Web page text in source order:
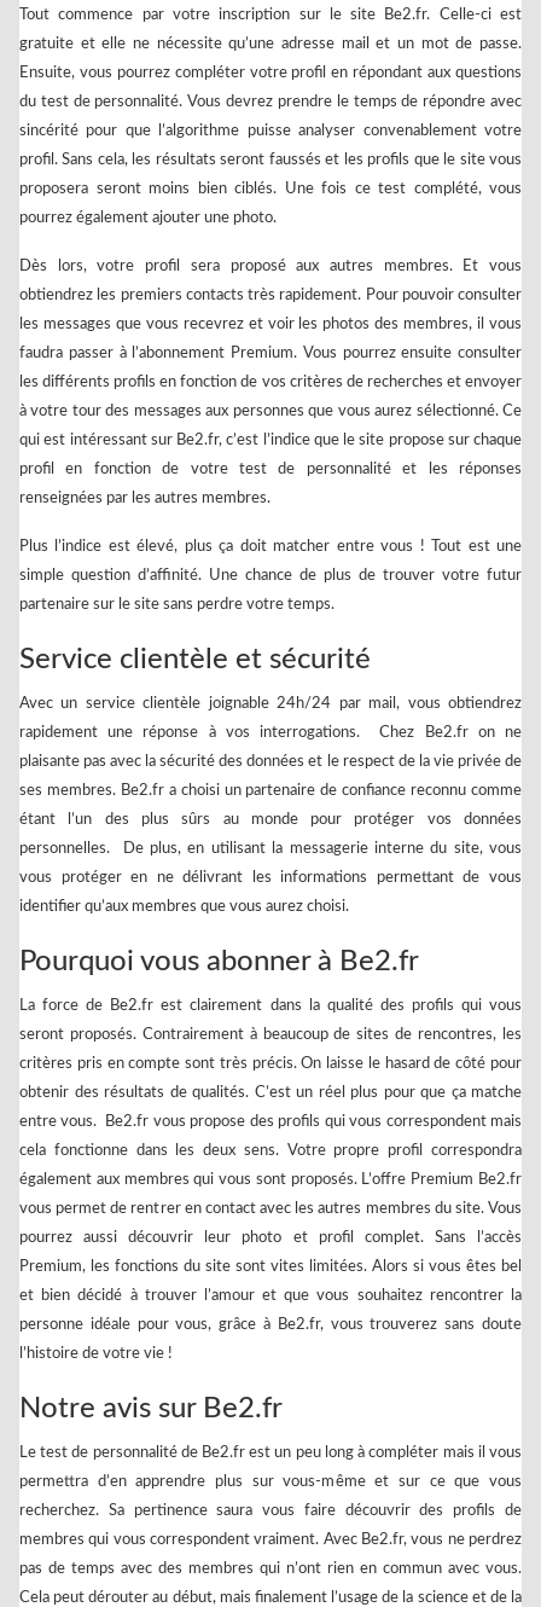
Tout commence par votre inscription sur le site Be2.fr. Celle-ci est
gratuite et elle ne nécessite qu’une adresse mail et un mot de passe.
Ensuite, vous pourrez compléter votre profil en répondant aux questions
du test de personnalité. Vous devrez prendre le temps de répondre avec
sincérité pour que l’algorithme puisse analyser convenablement votre
profil. Sans cela, les résultats seront faussés et les profils que le site vous
proposera seront moins bien ciblés. Une fois ce test complété, vous
pourrez également ajouter une photo.
Dès lors, votre profil sera proposé aux autres membres. Et vous
obtiendrez les premiers contacts très rapidement. Pour pouvoir consulter
les messages que vous recevrez et voir les photos des membres, il vous
faudra passer à l’abonnement Premium. Vous pourrez ensuite consulter
les différents profils en fonction de vos critères de recherches et envoyer
à votre tour des messages aux personnes que vous aurez sélectionné. Ce
qui est intéressant sur Be2.fr, c’est l’indice que le site propose sur chaque
profil en fonction de votre test de personnalité et les réponses
renseignées par les autres membres.
Plus l’indice est élevé, plus ça doit matcher entre vous ! Tout est une
simple question d’affinité. Une chance de plus de trouver votre futur
partenaire sur le site sans perdre votre temps.
Service clientèle et sécurité
Avec un service clientèle joignable 24h/24 par mail, vous obtiendrez
rapidement une réponse à vos interrogations. Chez Be2.fr on ne
plaisante pas avec la sécurité des données et le respect de la vie privée de
ses membres. Be2.fr a choisi un partenaire de confiance reconnu comme
étant l’un des plus sûrs au monde pour protéger vos données
personnelles. De plus, en utilisant la messagerie interne du site, vous
vous protéger en ne délivrant les informations permettant de vous
identifier qu’aux membres que vous aurez choisi.
Pourquoi vous abonner à Be2.fr
La force de Be2.fr est clairement dans la qualité des profils qui vous
seront proposés. Contrairement à beaucoup de sites de rencontres, les
critères pris en compte sont très précis. On laisse le hasard de côté pour
obtenir des résultats de qualités. C’est un réel plus pour que ça matche
entre vous. Be2.fr vous propose des profils qui vous correspondent mais
cela fonctionne dans les deux sens. Votre propre profil correspondra
également aux membres qui vous sont proposés. L’offre Premium Be2.fr
vous permet de rentrer en contact avec les autres membres du site. Vous
pourrez aussi découvrir leur photo et profil complet. Sans l’accès
Premium, les fonctions du site sont vites limitées. Alors si vous êtes bel
et bien décidé à trouver l’amour et que vous souhaitez rencontrer la
personne idéale pour vous, grâce à Be2.fr, vous trouverez sans doute
l’histoire de votre vie !
Notre avis sur Be2.fr
Le test de personnalité de Be2.fr est un peu long à compléter mais il vous
permettra d’en apprendre plus sur vous-même et sur ce que vous
recherchez. Sa pertinence saura vous faire découvrir des profils de
membres qui vous correspondent vraiment. Avec Be2.fr, vous ne perdrez
pas de temps avec des membres qui n’ont rien en commun avec vous.
Cela peut dérouter au début, mais finalement l’usage de la science et de la